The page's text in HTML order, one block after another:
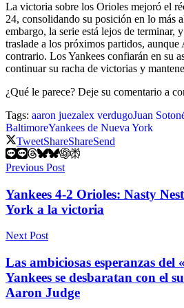
La victoria sobre los Orioles mejoró el
24, consolidando su posición en lo más
embargo, la serie está lejos de terminar,
traslade a los próximos partidos,
contrario. Los Yankees confiarán en su
continuar su racha de victorias y
¿Qué le parece? Deje su comentario a
Tags: aaron juezalex verdugoJuan Soto
BaltimoreYankees de Nueva York
TweetShareShareSend
Previous Post
Yankees 4-2 Orioles: Nasty
York a la victoria
Next Post
Las ambiciosas esperanzas del
Yankees se desbaratan con el
Aaron Judge